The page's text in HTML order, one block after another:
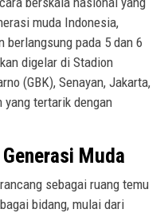
muda Indonesia,
berlangsung pada 5 dan 6
digelar di Stadion
(GBK), Senayan, Jakarta,
yang tertarik dengan
Muda
sebagai ruang temu
bidang, mulai dari